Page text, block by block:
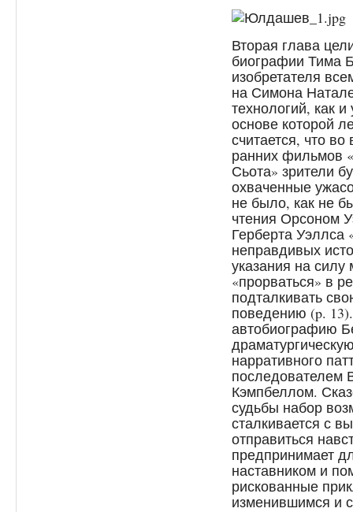
Вторая глава
биографии Тима
изобретателя
на Симона
технологий, как
основе которой
считается, что
ранних фильмов
Сьота» зрители
охваченные
не было, как не
чтения Орсоном
Герберта Уэллса
неправдивых
указания на
«прорваться» в
подталкивать
поведению (p.
автобиографию
нарративного
Кэмпбеллом.
судьбы набор
сталкивается с
отправиться
предпринимает
наставником и
рискованные
изменившимся и